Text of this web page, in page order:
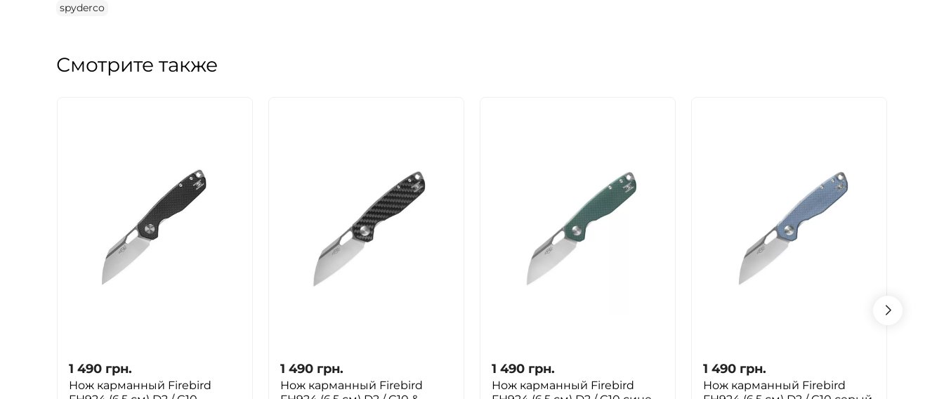
spyderco
Смотрите также
1 490 грн.
Нож карманный Firebird
1 490 грн.
Нож карманный Firebird
1 490 грн.
Нож карманный Firebird
1 490 грн.
Нож карманный Firebird